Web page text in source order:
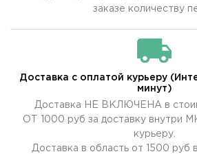
заказе количеству
Доставка с оплатой курьеру
минут)
Доставка НЕ ВКЛЮЧЕНА в
ОТ 1000 руб за доставку внутри
курьеру.
Доставка в область от 1500 руб